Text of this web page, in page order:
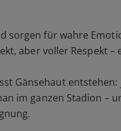
sorgen für wahre
aber voller Respekt –
Gänsehaut entstehen:
im ganzen Stadion –